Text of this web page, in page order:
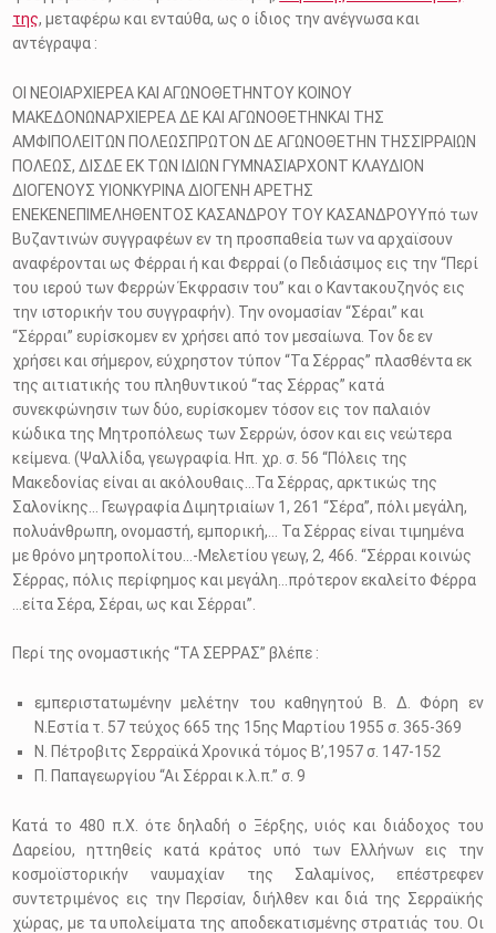
της, μεταφέρω και ενταύθα, ως ο ίδιος την ανέγνωσα και
αντέγραψα :
ΟΙ ΝΕΟΙΑΡΧΙΕΡΕΑ ΚΑΙ ΑΓΩΝΟΘΕΤΗΝΤΟΥ ΚΟΙΝΟΥ
ΜΑΚΕΔΟΝΩΝΑΡΧΙΕΡΕΑ ΔΕ ΚΑΙ ΑΓΩΝΟΘΕΤΗΝΚΑΙ ΤΗΣ
ΑΜΦΙΠΟΛΕΙΤΩΝ ΠΟΛΕΩΣΠΡΩΤΟΝ ΔΕ ΑΓΩΝΟΘΕΤΗΝ ΤΗΣΣΙΡΡΑΙΩΝ
ΠΟΛΕΩΣ, ΔΙΣΔΕ ΕΚ ΤΩΝ ΙΔΙΩΝ ΓΥΜΝΑΣΙΑΡΧΟΝΤ ΚΛΑΥΔΙΟΝ
ΔΙΟΓΕΝΟΥΣ ΥΙΟΝΚΥΡΙΝΑ ΔΙΟΓΕΝΗ ΑΡΕΤΗΣ
ΕΝΕΚΕΝΕΠΙΜΕΛΗΘΕΝΤΟΣ ΚΑΣΑΝΔΡΟΥ ΤΟΥ ΚΑΣΑΝΔΡΟΥΥπό των
Βυζαντινών συγγραφέων εν τη προσπαθεία των να αρχαϊσουν
αναφέρονται ως Φέρραι ή και Φερραί (ο Πεδιάσιμος εις την “Περί
του ιερού των Φερρών Έκφρασιν του” και ο Καντακουζηνός εις
την ιστορικήν του συγγραφήν). Την ονομασίαν “Σέραι” και
“Σέρραι” ευρίσκομεν εν χρήσει από τον μεσαίωνα. Τον δε εν
χρήσει και σήμερον, εύχρηστον τύπον “Τα Σέρρας” πλασθέντα εκ
της αιτιατικής του πληθυντικού “τας Σέρρας” κατά
συνεκφώνησιν των δύο, ευρίσκομεν τόσον εις τον παλαιόν
κώδικα της Μητροπόλεως των Σερρών, όσον και εις νεώτερα
κείμενα. (Ψαλλίδα, γεωγραφία. Ηπ. χρ. σ. 56 “Πόλεις της
Μακεδονίας είναι αι ακόλουθαις…Τα Σέρρας, αρκτικώς της
Σαλονίκης… Γεωγραφία Διμητριαίων 1, 261 “Σέρα”, πόλι μεγάλη,
πολυάνθρωπη, ονομαστή, εμπορική,… Τα Σέρρας είναι τιμημένα
με θρόνο μητροπολίτου…-Μελετίου γεωγ, 2, 466. “Σέρραι κοινώς
Σέρρας, πόλις περίφημος και μεγάλη…πρότερον εκαλείτο Φέρρα
…είτα Σέρα, Σέραι, ως και Σέρραι”.
Περί της ονομαστικής “ΤΑ ΣΕΡΡΑΣ” βλέπε :
εμπεριστατωμένην μελέτην του καθηγητού Β. Δ. Φόρη εν
Ν.Εστία τ. 57 τεύχος 665 της 15ης Μαρτίου 1955 σ. 365-369
Ν. Πέτροβιτς Σερραϊκά Χρονικά τόμος Β’,1957 σ. 147-152
Π. Παπαγεωργίου “Αι Σέρραι κ.λ.π.” σ. 9
Κατά το 480 π.Χ. ότε δηλαδή ο Ξέρξης, υιός και διάδοχος του
Δαρείου, ηττηθείς κατά κράτος υπό των Ελλήνων εις την
κοσμοϊστορικήν ναυμαχίαν της Σαλαμίνος, επέστρεφεν
συντετριμένος εις την Περσίαν, διήλθεν και διά της Σερραϊκής
χώρας, με τα υπολείματα της αποδεκατισμένης στρατιάς του. Οι